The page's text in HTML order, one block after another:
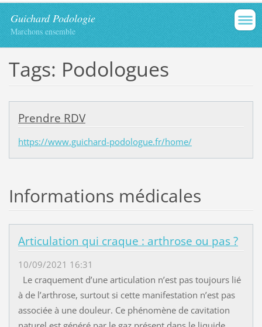
Guichard Podologie
Marchons ensemble
Tags: Podologues
Prendre RDV
https://www.guichard-podologue.fr/home/
Informations médicales
Articulation qui craque : arthrose ou pas ?
10/09/2021 16:31
Le craquement d’une articulation n’est pas toujours lié
à de l’arthrose, surtout si cette manifestation n’est pas
associée à une douleur. Ce phénomène de cavitation